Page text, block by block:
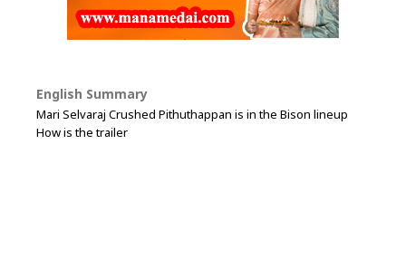
English Summary
Mari Selvaraj Crushed Pithuthappan is in the Bison lineup
How is the trailer